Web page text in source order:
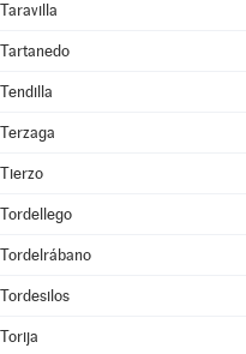
Taravilla
Tartanedo
Tendilla
Terzaga
Tierzo
Tordellego
Tordelrábano
Tordesilos
Torija